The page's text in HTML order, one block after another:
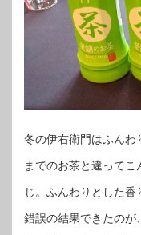
冬の伊右衛門はふんわ
までのお茶と違って
じ。ふんわりとした
錯誤の結果できたのが